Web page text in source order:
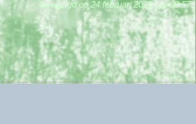
Gewijzigd op 24 februari 2025 om 08:57